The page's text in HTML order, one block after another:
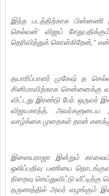
இந்த படத்திற்காக பின்னணி
செல்வன்' விஜய்
தெரிவித்துக் கொள்கிறேன்,''
தயாரிப்பாளர் முகேஷ் த
சினிமாவிற்காக சென்னைக்கு
விட்டது இரண்டு பேர். ஒருவர்
விஜயகாந்த். அவர்களுடைய
வாழ்க்கை முறைகள் தான்
இளையராஜா இன்றும்
ஒலிப்பதிவு பணியை
நிறைவு செய்துவிட்டு
தருணத்தில் அவர் வழங்கும்